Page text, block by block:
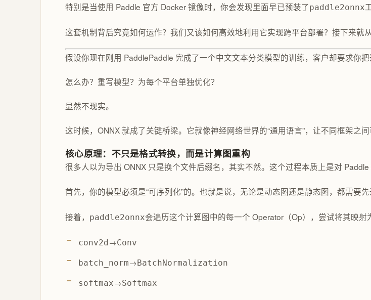
特别是当使用 Paddle 官方 Docker 镜像时，你会发现里面早已预装了paddle2onnx
这套机制背后究竟如何运作？我们又该如何高效地利用它实现跨平台部署？接下来就
假设你现在刚用 PaddlePaddle 完成了一个中文文本分类模型的训练，客户却要求你
怎么办？重写模型？为每个平台单独优化？
显然不现实。
这时候，ONNX 就成了关键桥梁。它就像神经网络世界的“通用语言”，让不同框架之
核心原理：不只是格式转换，而是计算图重构
很多人以为导出 ONNX 只是换个文件后缀名，其实不然。这个过程本质上是对
首先，你的模型必须是“可序列化”的。也就是说，无论是动态图还是静态图，都需要
接着， paddle2onnx会遍历这个计算图中的每一个 Operator（Op），尝试将其映射
conv2d →Conv
batch_norm→ BatchNormalization
softmax→Softmax